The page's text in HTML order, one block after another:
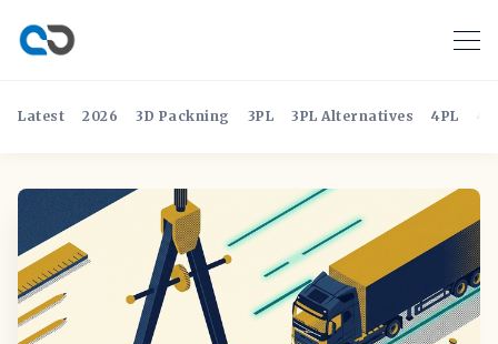
Latest 2026 3D Packning 3PL 3PL Alternatives 4PL